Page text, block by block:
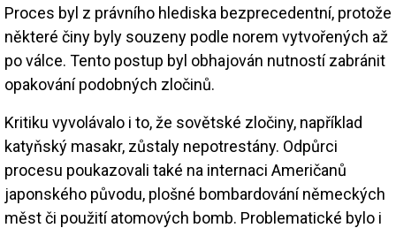
Proces byl z právního hlediska bezprecedentní, protože
některé činy byly souzeny podle norem vytvořených až
po válce. Tento postup byl obhajován nutností zabránit
opakování podobných zločinů.
Kritiku vyvolávalo i to, že sovětské zločiny, například
katyňský masakr, zůstaly nepotrestány. Odpůrci
procesu poukazovali také na internaci Američanů
japonského původu, plošné bombardování německých
měst či použití atomových bomb. Problematické bylo i